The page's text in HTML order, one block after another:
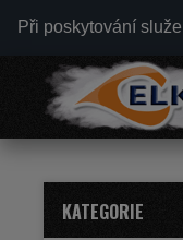
Při poskytování
KATEGORIE